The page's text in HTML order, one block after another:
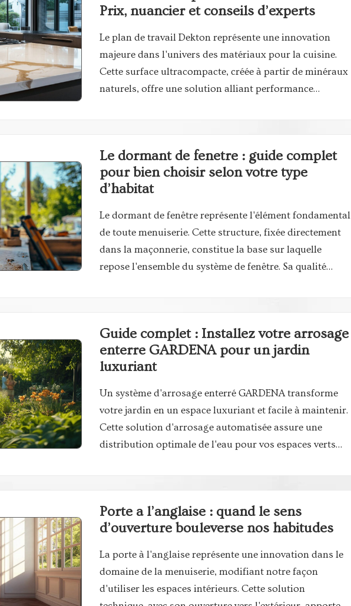
Prix, nuancier et conseils d’experts
Le plan de travail Dekton représente une innovation
majeure dans l'univers des matériaux pour la cuisine.
Cette surface ultracompacte, créée à partir de minéraux
naturels, offre une solution alliant performance…
Le dormant de fenetre : guide complet
pour bien choisir selon votre type
d’habitat
Le dormant de fenêtre représente l'élément fondamental
de toute menuiserie. Cette structure, fixée directement
dans la maçonnerie, constitue la base sur laquelle
repose l'ensemble du système de fenêtre. Sa qualité…
Guide complet : Installez votre arrosage
enterre GARDENA pour un jardin
luxuriant
Un système d'arrosage enterré GARDENA transforme
votre jardin en un espace luxuriant et facile à maintenir.
Cette solution d'arrosage automatisée assure une
distribution optimale de l'eau pour vos espaces verts…
Porte a l’anglaise : quand le sens
d’ouverture bouleverse nos habitudes
La porte à l'anglaise représente une innovation dans le
domaine de la menuiserie, modifiant notre façon
d'utiliser les espaces intérieurs. Cette solution